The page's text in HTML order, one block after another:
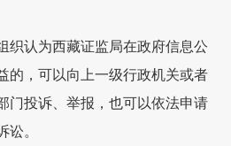
织认为西藏证监局在政府信息公
的，可以向 上一级行政机关或者
门投诉、举报，也可以依法申请
讼。